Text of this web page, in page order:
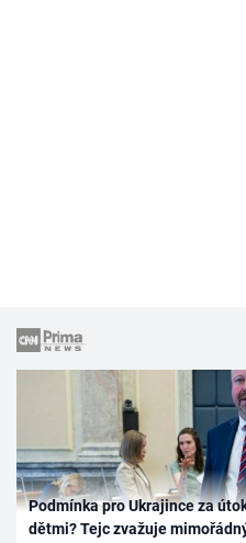
Podmínka pro Ukrajince za
dětmi? Tejc zvažuje